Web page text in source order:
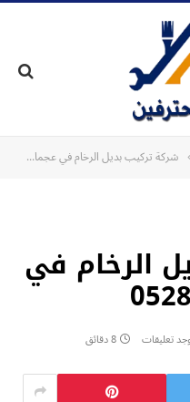
شركة تركيب بديل الرخام في عجمان |0528959204
الرخام في
تعليقات 8 دقائق